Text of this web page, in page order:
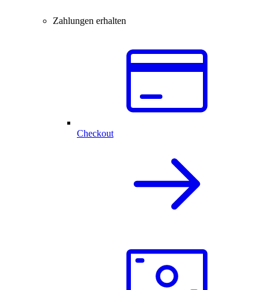
Zahlungen erhalten
Checkout